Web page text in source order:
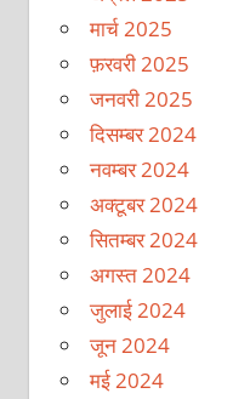
मार्च 2025
फ़रवरी 2025
जनवरी 2025
दिसम्बर 2024
नवम्बर 2024
अक्टूबर 2024
सितम्बर 2024
अगस्त 2024
जुलाई 2024
जून 2024
मई 2024